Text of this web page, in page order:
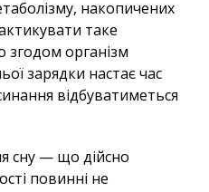
накопичених
таке
згодом організм
зарядки настає час
відбуватиметься
сну — що дійсно
повинні не